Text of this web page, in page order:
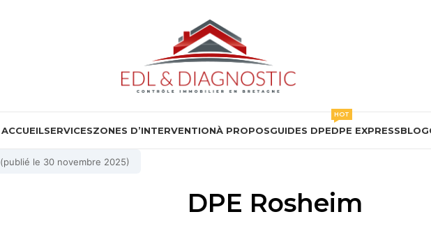
ACCUEILSERVICESZONES D’INTERVENTIONÀ PROPOSGUIDES DPEDPE EXPRESS
HOT
BLOG
(publié le 30 novembre 2025)
DPE Rosheim